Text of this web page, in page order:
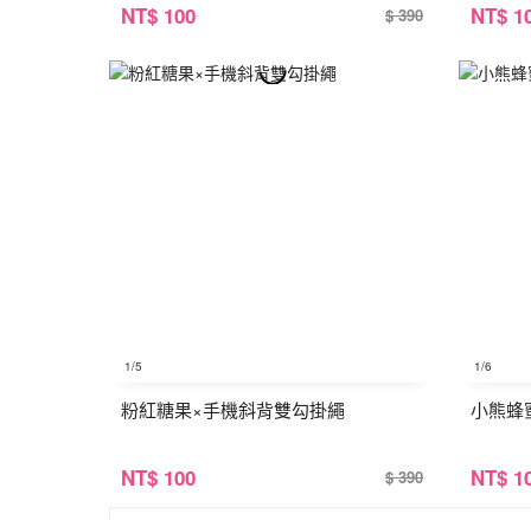
NT$ 100 $ 390 NT$
1/5
粉紅糖果×手機斜背雙勾掛繩
NT$ 100 $ 390
1/6
小熊蜂
NT$